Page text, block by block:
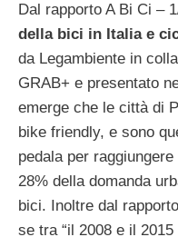
Dal rapporto A Bi Ci –
della bici in Italia e
da Legambiente in
GRAB+ e presentato
emerge che le città di
bike friendly, e sono
pedala per
28% della domanda
bici. Inoltre dal
se tra “il 2008 e il